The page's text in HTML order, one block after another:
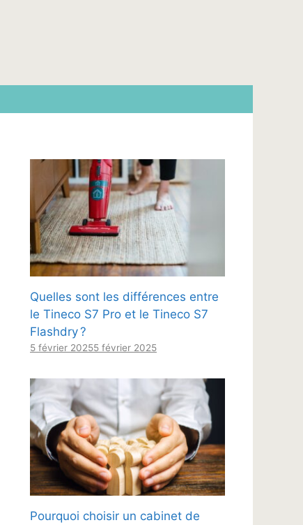
Quelles sont les différences entre
le Tineco S7 Pro et le Tineco S7
Flashdry ?
5 février 20255 février 2025
Pourquoi choisir un cabinet de